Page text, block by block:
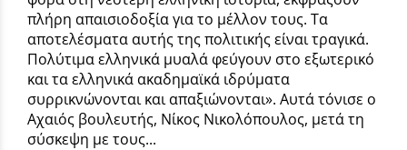
πλήρη απαισιοδοξία για το μέλλον τους. Τα
αποτελέσματα αυτής της πολιτικής είναι τραγικά.
Πολύτιμα ελληνικά μυαλά φεύγουν στο εξωτερικό
και τα ελληνικά ακαδημαϊκά ιδρύματα
συρρικνώνονται και απαξιώνονται». Αυτά τόνισε ο
Αχαιός βουλευτής, Νίκος Νικολόπουλος, μετά τη
σύσκεψη με τους...